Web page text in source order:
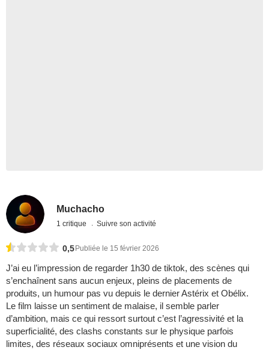
Muchacho
1 critique Suivre son activité
0,5 Publiée le 15 février 2026
J’ai eu l’impression de regarder 1h30 de tiktok, des scènes qui
s’enchaînent sans aucun enjeux, pleins de placements de
produits, un humour pas vu depuis le dernier Astérix et Obélix.
Le film laisse un sentiment de malaise, il semble parler
d’ambition, mais ce qui ressort surtout c’est l’agressivité et la
superficialité, des clashs constants sur le physique parfois
limites, des réseaux sociaux omniprésents et une vision du